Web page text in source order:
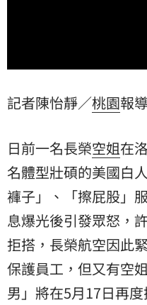
記者陳怡靜／桃園報導
日前一名長榮空姐在
名體型壯碩的美國白
褲子」、「擦屁股」
息爆光後引發眾怒，
拒搭，長榮航空因此
保護員工，但又有空
男 」將在5月17日再